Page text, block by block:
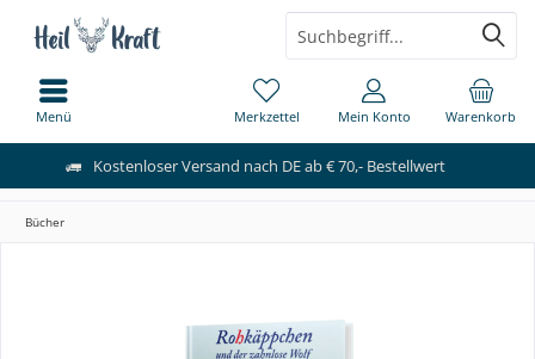
Kostenloser Versand nach DE ab € 70,- Bestellwert
Menü Warenkorb
Merkzettel Mein Konto
Bücher